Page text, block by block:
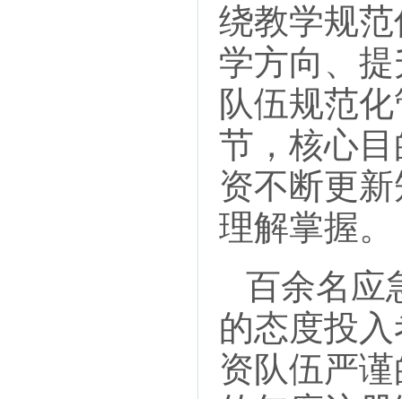
绕教学规
学方向、
队伍规范
节，核心
资不断更
理解掌握。
百余名应
的态度投
资队伍严